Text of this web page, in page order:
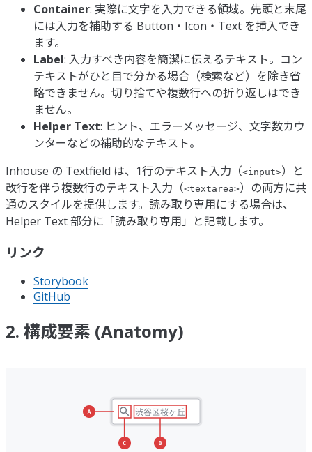
Container: 実際に文字を入力できる領域。先頭と末尾
には入力を補助する Button・Icon・Text を挿入でき
ます。
Label: 入力すべき内容を簡潔に伝えるテキスト。コン
テキストがひと目で分かる場合（検索など）を除き省
略できません。切り捨てや複数行への折り返しはでき
ません。
Helper Text: ヒント、エラーメッセージ、文字数カウ
ンターなどの補助的なテキスト。
Inhouse の Textfield は、1行のテキスト入力（<input>）と
改行を伴う複数行のテキスト入力（<textarea>）の両方に共
通のスタイルを提供します。読み取り専用にする場合は、
Helper Text 部分に「読み取り専用」と記載します。
リンク
Storybook
GitHub
2. 構成要素 (Anatomy)